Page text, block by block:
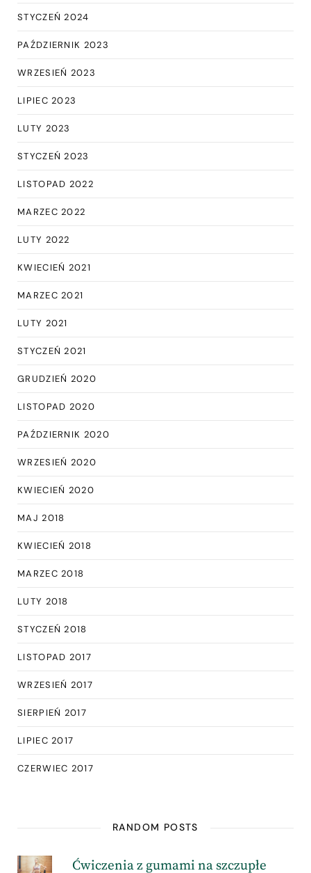
STYCZEŃ 2024
PAŹDZIERNIK 2023
WRZESIEŃ 2023
LIPIEC 2023
LUTY 2023
STYCZEŃ 2023
LISTOPAD 2022
MARZEC 2022
LUTY 2022
KWIECIEŃ 2021
MARZEC 2021
LUTY 2021
STYCZEŃ 2021
GRUDZIEŃ 2020
LISTOPAD 2020
PAŹDZIERNIK 2020
WRZESIEŃ 2020
KWIECIEŃ 2020
MAJ 2018
KWIECIEŃ 2018
MARZEC 2018
LUTY 2018
STYCZEŃ 2018
LISTOPAD 2017
WRZESIEŃ 2017
SIERPIEŃ 2017
LIPIEC 2017
CZERWIEC 2017
RANDOM POSTS
Ćwiczenia z gumami na szczupłe